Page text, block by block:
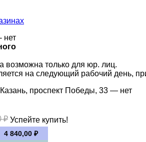
- нет
возможна только для юр. лиц.
на следующий рабочий день,
проспект Победы, 33 — нет
₽ Успейте купить!
4 840,00 ₽